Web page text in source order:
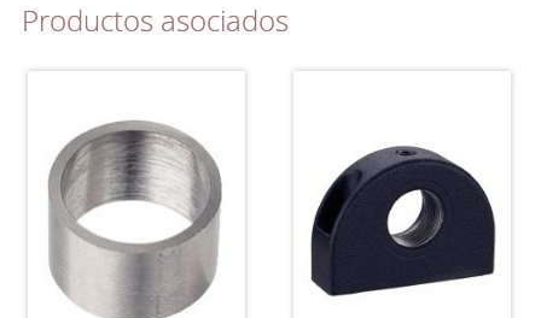
Productos asociados